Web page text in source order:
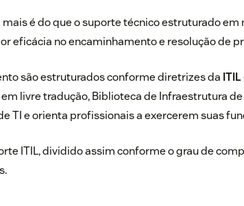
mais é do que o suporte técnico estruturado
eficácia no encaminhamento e resolução de
são estruturados conforme diretrizes da ITIL
livre tradução, Biblioteca de Infraestrutura
TI e orienta profissionais a exercerem suas
ITIL, dividido assim conforme o grau de